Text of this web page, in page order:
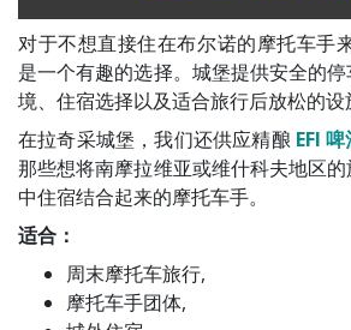
对于不想直接住在布尔诺的摩托车手
是一个有趣的选择。城堡提供安全的
境、住宿选择以及适合旅行后放松的设
在拉奇采城堡，我们还供应精酿 EFI
那些想将南摩拉维亚或维什科夫地区
中住宿结合起来的摩托车手。
适合：
周末摩托车旅行,
摩托车手团体,